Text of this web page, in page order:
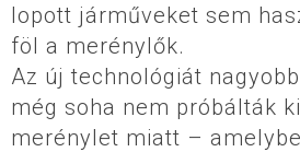
lopott járműveket sem
föl a merénylők.
Az új technológiát
még soha nem próbálták
merénylet miatt –